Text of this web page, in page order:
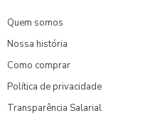
Quem somos
Nossa história
Como comprar
Política de privacidade
Transparência Salarial